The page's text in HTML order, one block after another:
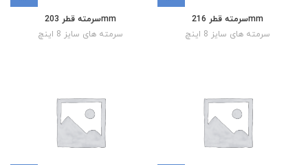
سرمته قطر 203mm
سرمته های سایز 8 اینچ
سرمته قطر 216mm
سرمته های سایز 8 اینچ